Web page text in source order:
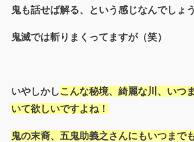
鬼も話せば解る、という感じなんでしょう
鬼滅では斬りまくってますが（笑）
いやしかしこんな秘境、綺麗な川、いつ
いて欲しいですよね！
鬼の末裔、五鬼助義之さんにもいつまで